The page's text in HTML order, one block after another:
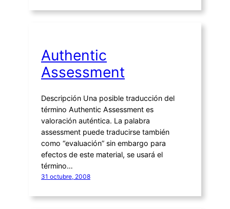
Authentic
Assessment
Descripción Una posible traducción del
término Authentic Assessment es
valoración auténtica. La palabra
assessment puede traducirse también
como “evaluación” sin embargo para
efectos de este material, se usará el
término…
31 octubre, 2008